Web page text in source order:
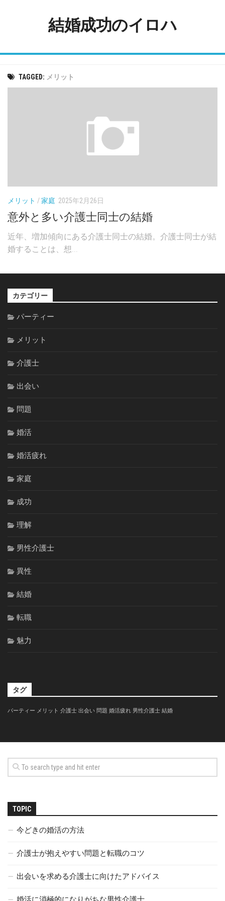
結婚成功のイロハ
TAGGED: メリット
メリット /家庭 2025年2月26日
意外と多い介護士同士の結婚
近年、増加傾向にある介護士同士の結婚。介護士同士が結
婚することは、想...
カテゴリー
パーティー
メリット
介護士
出会い
問題
婚活
婚活疲れ
家庭
成功
理解
男性介護士
異性
結婚
転職
魅力
タグ
パーティー メリット 介護士 出会い 問題 婚活疲れ 男性介護士 結婚
TOPIC
今どきの婚活の方法
介護士が抱えやすい問題と転職のコツ
出会いを求める介護士に向けたアドバイス